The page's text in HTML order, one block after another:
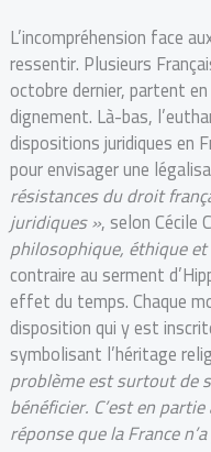
L’incompréhension face
ressentir. Plusieurs
octobre dernier, partent
dignement. Là-bas,
dispositions juridiques en
pour envisager une
résistances du droit
juridiques », selon Cécile
philosophique, éthique
contraire au serment
effet du temps. Chaque
disposition qui y est
symbolisant l’héritage
problème est surtout de
bénéficier. C’est en
réponse que la France